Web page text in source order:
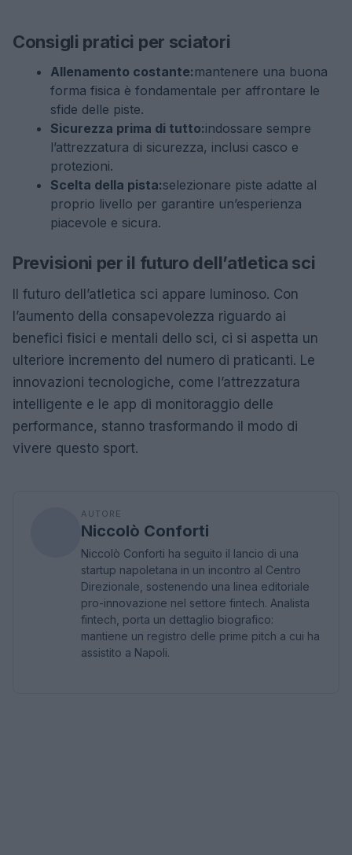
Consigli pratici per sciatori
Allenamento costante: mantenere una buona
forma fisica è fondamentale per affrontare le
sfide delle piste.
Sicurezza prima di tutto:indossare sempre
l’attrezzatura di sicurezza, inclusi casco e
protezioni.
Scelta della pista:selezionare piste adatte al
proprio livello per garantire un’esperienza
piacevole e sicura.
Previsioni per il futuro dell’atletica sci
Il futuro dell’atletica sci appare luminoso. Con
l’aumento della consapevolezza riguardo ai
benefici fisici e mentali dello sci, ci si aspetta un
ulteriore incremento del numero di praticanti. Le
innovazioni tecnologiche, come l’attrezzatura
intelligente e le app di monitoraggio delle
performance, stanno trasformando il modo di
vivere questo sport.
AUTORE
Niccolò Conforti
Niccolò Conforti ha seguito il lancio di una
startup napoletana in un incontro al Centro
Direzionale, sostenendo una linea editoriale
pro-innovazione nel settore fintech. Analista
fintech, porta un dettaglio biografico:
mantiene un registro delle prime pitch a cui ha
assistito a Napoli.